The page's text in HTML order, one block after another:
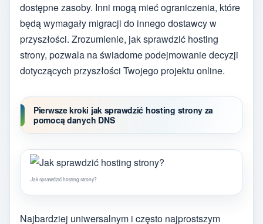
dostępne zasoby. Inni mogą mieć ograniczenia, które
będą wymagały migracji do innego dostawcy w
przyszłości. Zrozumienie, jak sprawdzić hosting
strony, pozwala na świadome podejmowanie decyzji
dotyczących przyszłości Twojego projektu online.
Pierwsze kroki jak sprawdzić hosting strony za
pomocą danych DNS
Jak sprawdzić hosting strony?
Najbardziej uniwersalnym i często najprostszym